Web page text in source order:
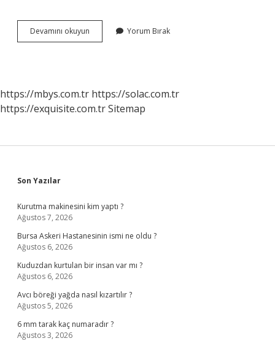
Devamını okuyun
Ne
Yorum Bırak
https://mbys.com.tr https://solac.com.tr
https://exquisite.com.trSitemap
Sidebar
Son Yazılar
Kurutma makinesini kim yaptı ?
Ağustos 7, 2026
Bursa Askeri Hastanesinin ismi ne oldu ?
Ağustos 6, 2026
Kuduzdan kurtulan bir insan var mı ?
Ağustos 6, 2026
Avcı böreği yağda nasıl kızartılır ?
Ağustos 5, 2026
6 mm tarak kaç numaradır ?
Ağustos 3, 2026